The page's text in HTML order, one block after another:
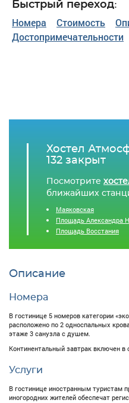
Быстрый переход:
Номера Стоимость
Достопримечательности
Хостел
132 закрыт
Посмотрите
ближайших
Маяковская
Площадь Александра
Площадь Восстания
Описание
Номера
В гостинице 5 номеров категории
расположено по 2 односпальных
этаже 3 санузла с душем.
Континентальный завтрак включен в
Услуги
В гостинице иностранным туристам
иногородних жителей обеспечат